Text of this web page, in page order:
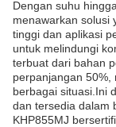
Dengan suhu
menawarkan solusi
tinggi dan aplikasi
untuk melindungi
terbuat dari bahan
perpanjangan 50%,
berbagai situasi.Ini
dan tersedia dalam
KHP855MJ